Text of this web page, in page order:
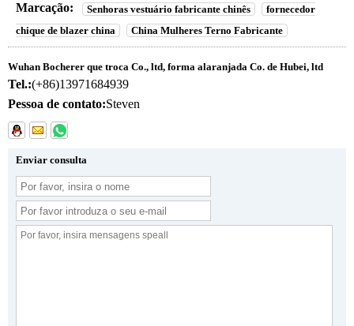
Marcação: Senhoras vestuário fabricante chinês
fornecedor
chique de blazer china
China Mulheres Terno Fabricante
Wuhan Bocherer que troca Co., ltd, forma alaranjada Co. de Hubei, ltd
Tel.:(+86)13971684939
Pessoa de contato:Steven
Enviar consulta